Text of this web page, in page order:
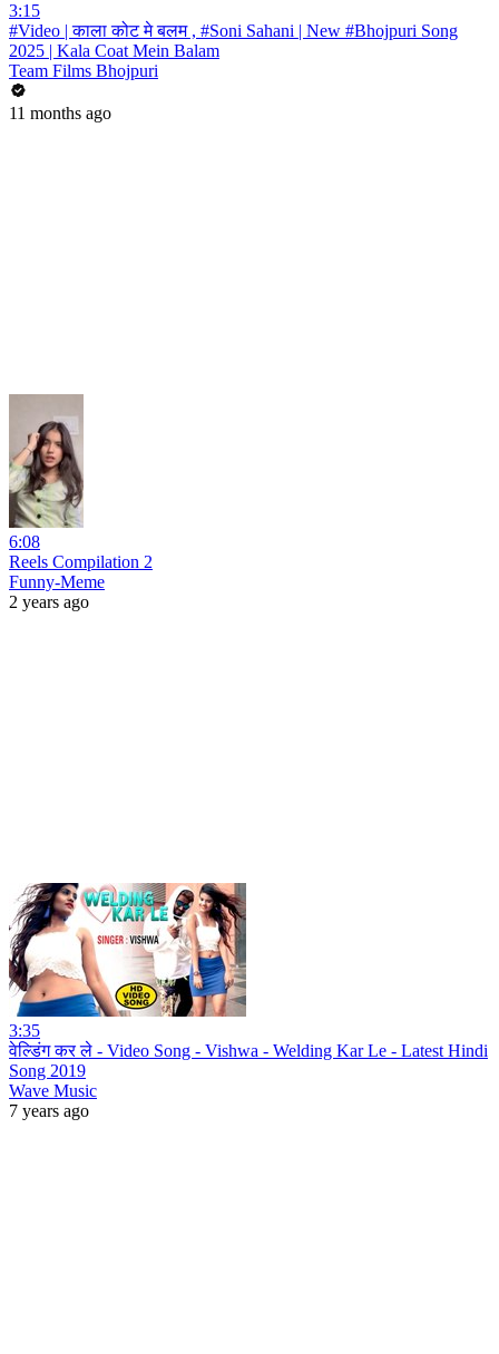
3:15
#Video | काला कोट मे बलम , #Soni Sahani | New #Bhojpuri Song
2025 | Kala Coat Mein Balam
Team Films Bhojpuri
11 months ago
6:08
Reels Compilation 2
Funny-Meme
2 years ago
3:35
वेल्डिंग कर ले - Video Song - Vishwa - Welding Kar Le - Latest Hindi
Song 2019
Wave Music
7 years ago